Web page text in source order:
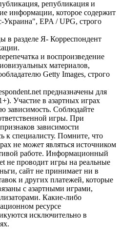
републикация и
информации, которое содержит
EPA / UPG, строго
в разделе Я- Корреспондент
и воспроизведение
материалов,
Getty Images, строго
предназначены для
Участие в азартных играх
зависимость. Соблюдайте
игры. При
зависимости
к специалисту. Помните, что
не может являться источником
работе. Информационный
не проводит игры на реальные
сайт не принимает ни в
и других платежей, которые
с азартными играми,
Какие-либо
ресурсе
исключительно в